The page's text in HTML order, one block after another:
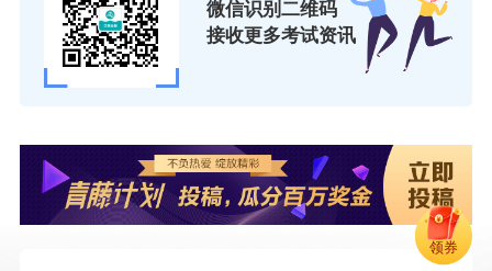
微信识别二维码
接收更多考试资讯
领券